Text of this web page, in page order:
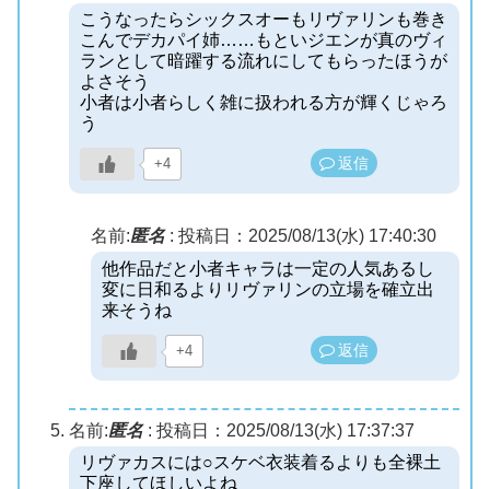
こうなったらシックスオーもリヴァリンも巻き
こんでデカパイ姉……もといジエンが真のヴィ
ランとして暗躍する流れにしてもらったほうが
よさそう
小者は小者らしく雑に扱われる方が輝くじゃろ
う
+4 返信
名前:匿名: 投稿日：2025/08/13(水) 17:40:30
他作品だと小者キャラは一定の人気あるし
変に日和るよりリヴァリンの立場を確立出
来そうね
+4 返信
名前:匿名: 投稿日：2025/08/13(水) 17:37:37
リヴァカスには○スケベ衣装着るよりも全裸土
下座してほしいよね